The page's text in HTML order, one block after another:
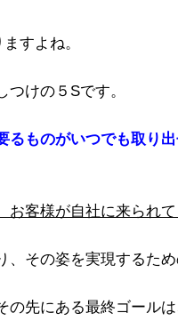
すよね。
けの５Sです。
るものがいつでも取り
お客様が自社に来られ
、その姿を実現するた
の先にある最終ゴール